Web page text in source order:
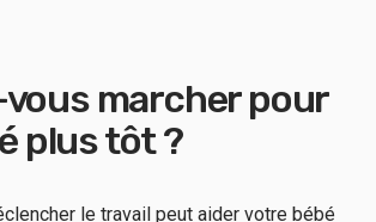
marcher pour
plus tôt ?
le travail peut aider votre bébé